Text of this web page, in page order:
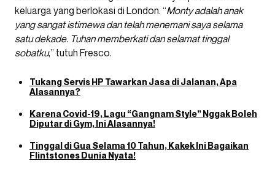
keluarga yang berlokasi di London. “Monty adalah anak
yang sangat istimewa dan telah menemani saya selama
satu dekade. Tuhan memberkati dan selamat tinggal
sobatku,” tutuh Fresco.
Tukang Servis HP Tawarkan Jasa di Jalanan, Apa
Alasannya?
Karena Covid-19, Lagu “Gangnam Style” Nggak Boleh
Diputar di Gym, Ini Alasannya!
Tinggal di Gua Selama 10 Tahun, Kakek Ini Bagaikan
Flintstones Dunia Nyata!